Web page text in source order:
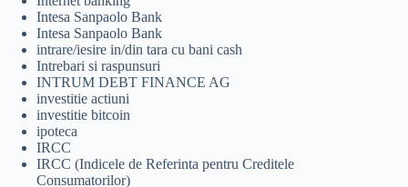
Intesa Sanpaolo Bank
Intesa Sanpaolo Bank
intrare/iesire in/din tara cu bani cash
Intrebari si raspunsuri
INTRUM DEBT FINANCE AG
investitie actiuni
investitie bitcoin
ipoteca
IRCC
IRCC (Indicele de Referinta pentru Creditele
Consumatorilor)